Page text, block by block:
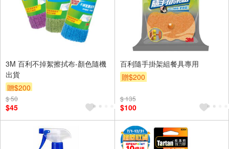
3M 百利不掉絮擦拭布-顏色隨機
出貨
贈$200
$ 50
$45
百利隨手掛架組餐具專用
贈$200
$ 135
$100